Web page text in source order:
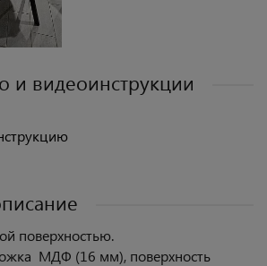
и видеоинструкции
поверхностью.
МДФ (16 мм), поверхность